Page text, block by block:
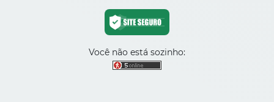
Você não está sozinho: